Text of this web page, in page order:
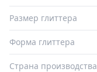
Размер глиттера
Форма глиттера
Страна производства